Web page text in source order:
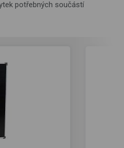
potřebných součástí